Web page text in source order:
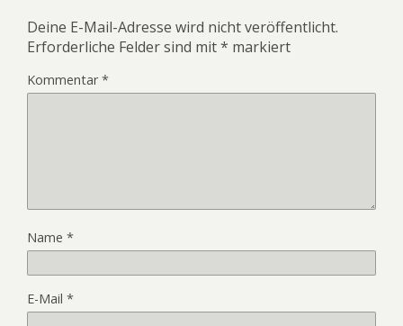
Deine E-Mail-Adresse wird nicht veröffentlicht.
Erforderliche Felder sind mit* markiert
Kommentar*
Name *
E-Mail *